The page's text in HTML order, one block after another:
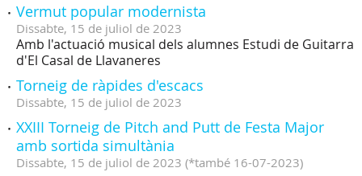
Vermut popular modernista
Dissabte, 15 de juliol de 2023
Amb l'actuació musical dels alumnes Estudi de Guitarra
d'El Casal de Llavaneres
Torneig de ràpides d'escacs
Dissabte, 15 de juliol de 2023
XXIII Torneig de Pitch and Putt de Festa Major
amb sortida simultània
Dissabte, 15 de juliol de 2023 (*també 16-07-2023)